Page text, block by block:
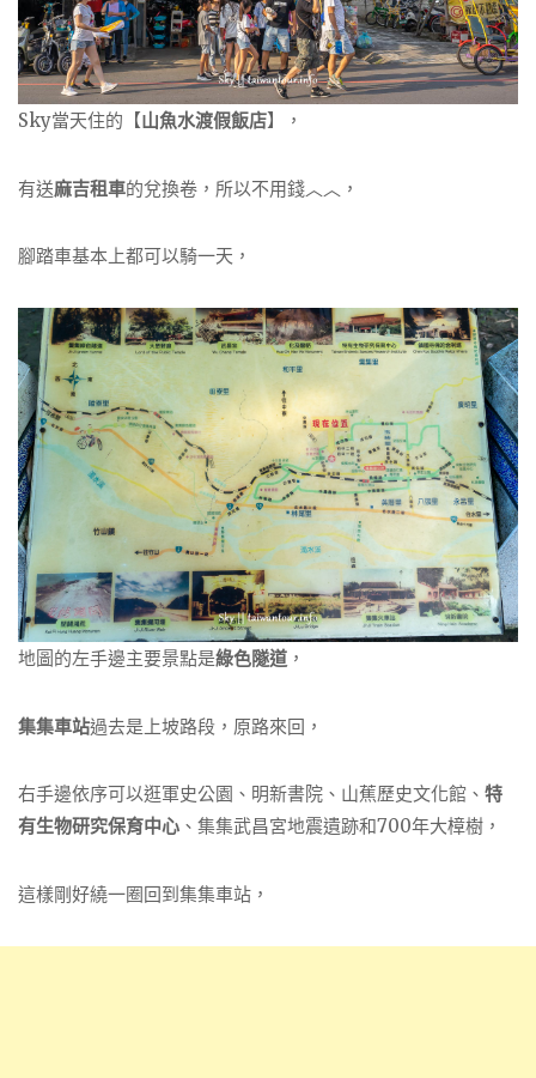
Sky當天住的【山魚水渡假飯店】，
有送麻吉租車的兌換卷，所以不用錢︿︿，
腳踏車基本上都可以騎一天，
地圖的左手邊主要景點是綠色隧道 ，
集集車站過去是上坡路段，原路來回，
右手邊依序可以逛軍史公園、明新書院、山蕉歷史文化館、 特
有生物研究保育中心 、集集武昌宮地震遺跡和700年大樟樹，
這樣剛好繞一圈回到集集車站，